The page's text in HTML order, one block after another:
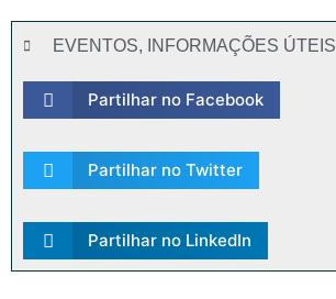
EVENTOS, INFORMAÇÕES ÚTEIS
Partilhar no Facebook
Partilhar no Twitter
Partilhar no LinkedIn